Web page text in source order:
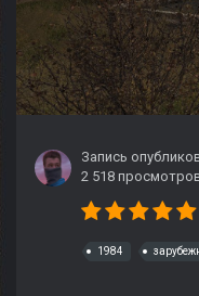
Запись
2 518
1984